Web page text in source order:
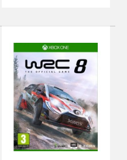
2018 года выходит FIFA
19 для Microsoft Xbo..